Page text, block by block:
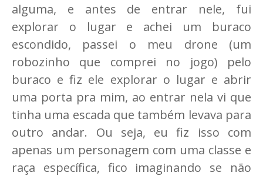
alguma, e antes de entrar nele, fui
explorar o lugar e achei um buraco
escondido, passei o meu drone (um
robozinho que comprei no jogo) pelo
buraco e fiz ele explorar o lugar e abrir
uma porta pra mim, ao entrar nela vi que
tinha uma escada que também levava para
outro andar. Ou seja, eu fiz isso com
apenas um personagem com uma classe e
raça específica, fico imaginando se não